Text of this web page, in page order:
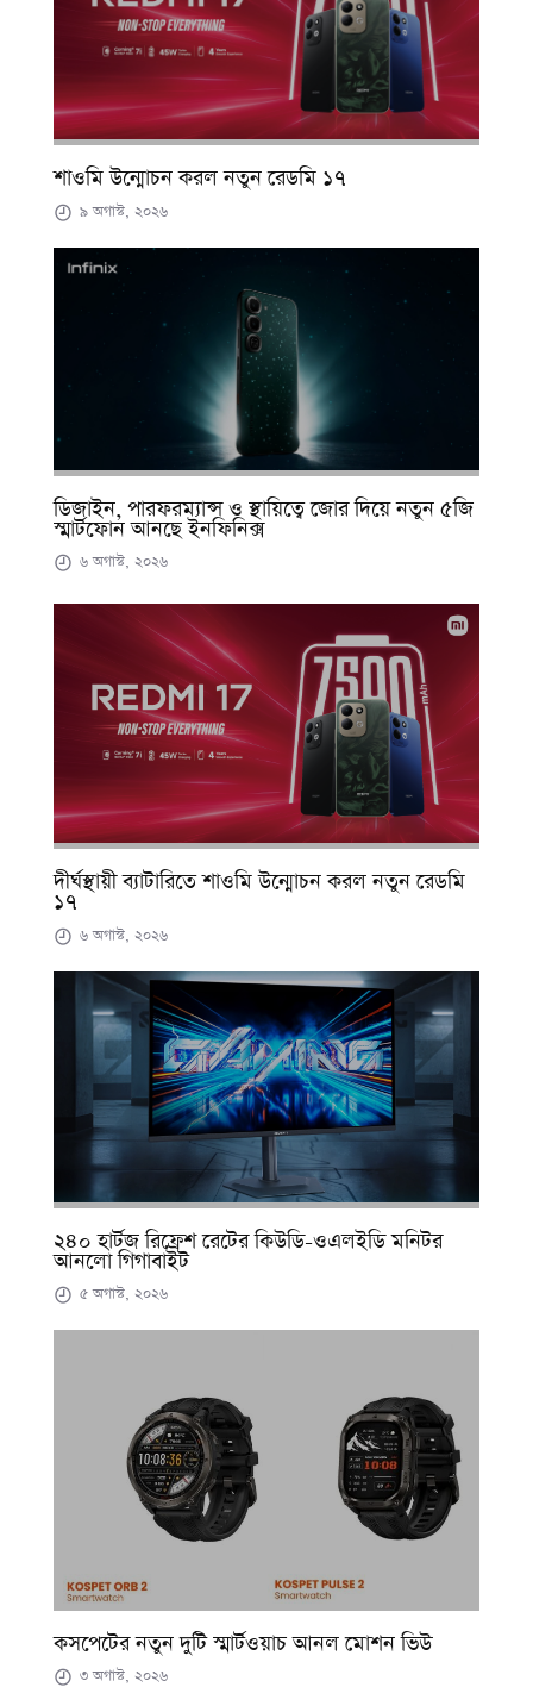
শাওমি উন্মোচন করল নতুন রেডমি ১৭
৯ অগাস্ট, ২০২৬
ডিজাইন, পারফরম্যান্স ও স্থায়িত্বে জোর দিয়ে নতুন ৫জি
স্মার্টফোন আনছে ইনফিনিক্স
৬ অগাস্ট, ২০২৬
দীর্ঘস্থায়ী ব্যাটারিতে শাওমি উন্মোচন করল নতুন রেডমি
১৭
৬ অগাস্ট, ২০২৬
২৪০ হার্টজ রিফ্রেশ রেটের কিউডি-ওএলইডি মনিটর
আনলো গিগাবাইট
৫ অগাস্ট, ২০২৬
কসপেটের নতুন দুটি স্মার্টওয়াচ আনল মোশন ভিউ
৩ অগাস্ট, ২০২৬